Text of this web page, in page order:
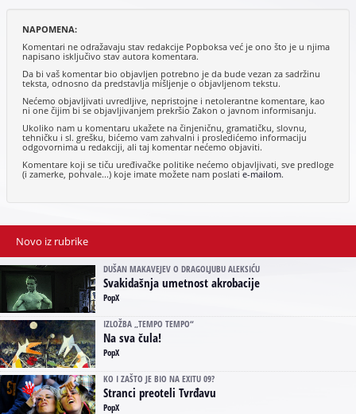
NAPOMENA:
Komentari ne odražavaju stav redakcije Popboksa već je ono što je u njima
napisano isključivo stav autora komentara.
Da bi vaš komentar bio objavljen potrebno je da bude vezan za sadržinu
teksta, odnosno da predstavlja mišljenje o objavljenom tekstu.
Nećemo objavljivati uvredljive, nepristojne i netolerantne komentare, kao
ni one čijim bi se objavljivanjem prekršio Zakon o javnom informisanju.
Ukoliko nam u komentaru ukažete na činjeničnu, gramatičku, slovnu,
tehničku i sl. grešku, bićemo vam zahvalni i prosledićemo informaciju
odgovornima u redakciji, ali taj komentar nećemo objaviti.
Komentare koji se tiču uređivačke politike nećemo objavljivati, sve predloge
(i zamerke, pohvale...) koje imate možete nam poslatie-mailom.
Novo iz rubrike
DUŠAN MAKAVEJEV O DRAGOLJUBU ALEKSIĆU
Svakidašnja umetnost akrobacije
PopX
IZLOŽBA „TEMPO TEMPO“
Na sva čula!
PopX
KO I ZAŠTO JE BIO NA EXITU 09?
Stranci preoteli Tvrđavu
PopX